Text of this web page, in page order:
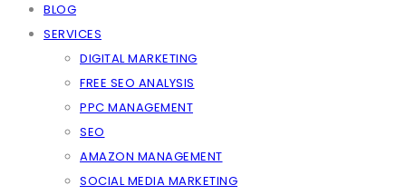
BLOG
SERVICES
DIGITAL MARKETING
FREE SEO ANALYSIS
PPC MANAGEMENT
SEO
AMAZON MANAGEMENT
SOCIAL MEDIA MARKETING